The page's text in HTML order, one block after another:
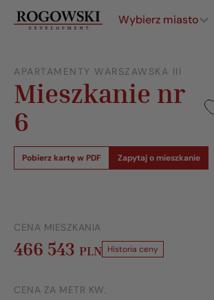
Wybierz miasto
APARTAMENTY WARSZAWSKA III
Mieszkanie nr
6
Pobierz kartę w PDF Zapytaj o mieszkanie
CENA MIESZKANIA
466 543 PLN Historia ceny
CENA ZA METR KW.